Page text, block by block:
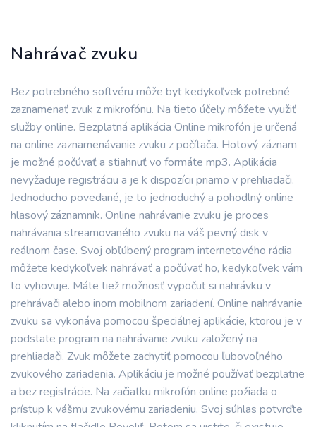
Nahrávač zvuku
Bez potrebného softvéru môže byť kedykoľvek potrebné
zaznamenať zvuk z mikrofónu. Na tieto účely môžete využiť
služby online. Bezplatná aplikácia Online mikrofón je určená
na online zaznamenávanie zvuku z počítača. Hotový záznam
je možné počúvať a stiahnuť vo formáte mp3. Aplikácia
nevyžaduje registráciu a je k dispozícii priamo v prehliadači.
Jednoducho povedané, je to jednoduchý a pohodlný online
hlasový záznamník. Online nahrávanie zvuku je proces
nahrávania streamovaného zvuku na váš pevný disk v
reálnom čase. Svoj obľúbený program internetového rádia
môžete kedykoľvek nahrávať a počúvať ho, kedykoľvek vám
to vyhovuje. Máte tiež možnosť vypočuť si nahrávku v
prehrávači alebo inom mobilnom zariadení. Online nahrávanie
zvuku sa vykonáva pomocou špeciálnej aplikácie, ktorou je v
podstate program na nahrávanie zvuku založený na
prehliadači. Zvuk môžete zachytiť pomocou ľubovoľného
zvukového zariadenia. Aplikáciu je možné používať bezplatne
a bez registrácie. Na začiatku mikrofón online požiada o
prístup k vášmu zvukovému zariadeniu. Svoj súhlas potvrďte